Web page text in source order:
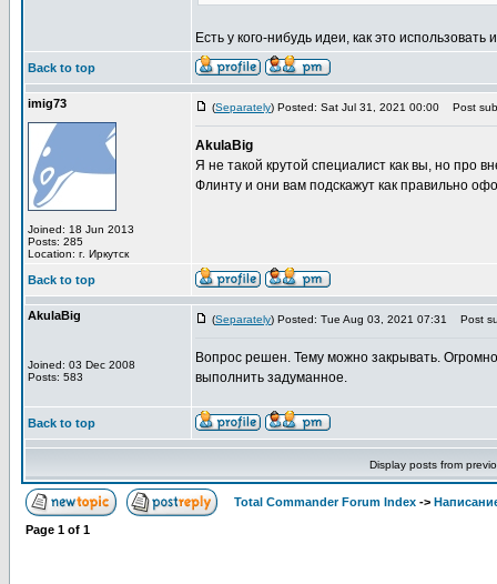
Есть у кого-нибудь идеи, как это
Back to top
imig73
Joined: 18 Jun 2013
Posts: 285
Location: г. Иркутск
(Separately) Posted: Sat Jul 31, 2021 00:00 Post
AkulaBig
Я не такой крутой специалист как вы, но про
Флинту и они вам подскажут как правильно
Back to top
AkulaBig
Joined: 03 Dec 2008
Posts: 583
(Separately) Posted: Tue Aug 03, 2021 07:31 Post
Вопрос решен. Тему можно закрывать.
выполнить задуманное.
Back to top
Display posts from
Total Commander Forum Index ->
Page 1 of 1